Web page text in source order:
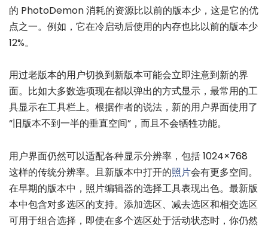
的 PhotoDemon 消耗的资源比以前的版本少，这是它的优
点之一。例如，它在冷启动后使用的内存也比以前的版本少
12%。
用过老版本的用户切换到新版本可能会立即注意到新的界
面。比如大多数选项现在都以弹出的方式显示，最常用的工
具显示在工具栏上。根据作者的说法，新的用户界面使用了
“旧版本不到一半的垂直空间”，而且不会牺牲功能。
用户界面仍然可以适配各种显示分辨率，包括 1024×768
这样的传统分辨率。且新版本中打开的照片会有更多空间。
在早期的版本中，照片编辑器的选择工具表现出色。最新版
本中包含对多选区的支持。添加选区、减去选区和相交选区
可用于组合选择，即使在多个选区处于活动状态时，你仍然